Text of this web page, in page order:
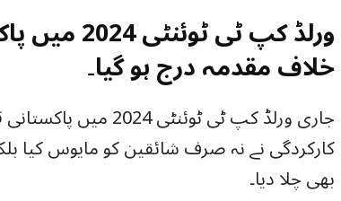
ورلڈ کپ
خلاف مقدمہ درج ہو گیا۔
جاری ورلڈ کپ ٹی
کارکردگی نے نہ صرف شائقین کو مایوس کیا
بھی چلا دیا۔